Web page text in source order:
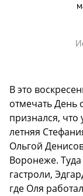
В это
отмечать День
признался, что
летняя
Ольгой
Воронеже.
гастроли,
где Оля